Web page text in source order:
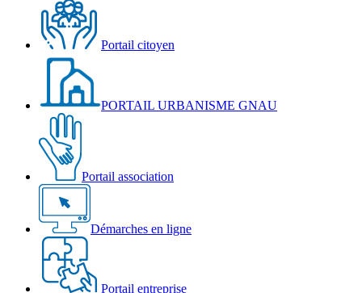
Portail citoyen
PORTAIL URBANISME GNAU
Portail association
Démarches en ligne
Portail entreprise